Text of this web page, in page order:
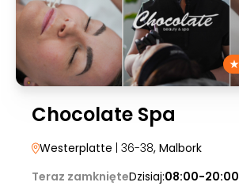
Chocolate Spa
Westerplatte | 36-38, Malbork
Teraz zamknięteDzisiaj:08:00-20:00